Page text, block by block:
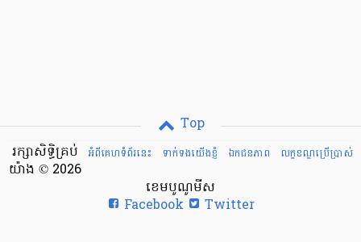
Top
អំពីគេហទំព័រនេះ
ទាក់ទងយើងខ្ញំ ឯកជនភាព លក្ខខណ្ឌ​ប្រើ​ប្រាស់
រក្សាសិទ្ធិគ្រប់
យ៉ាង © 2026
ខេមបូណូមីស
Facebook
Twitter